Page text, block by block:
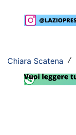
Lazio Women
Social
Calcio
Chiara Scatena /